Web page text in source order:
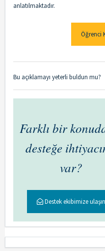
anlatılmaktadır.
Öğrenci
Bu açıklamayı yeterli buldun mu?
Farklı bir
desteğe
var?
Destek ekibimize ulaşın